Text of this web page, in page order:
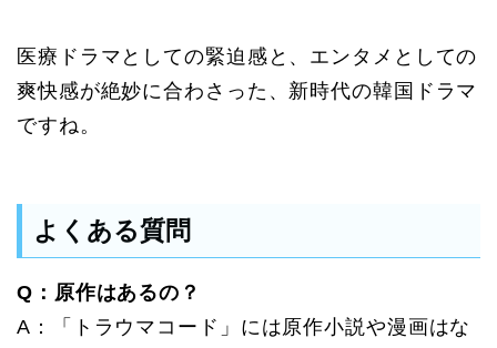
医療ドラマとしての緊迫感と、エンタメとしての
爽快感が絶妙に合わさった、新時代の韓国ドラマ
ですね。
よくある質問
Q：原作はあるの？
A：「トラウマコード」には原作小説や漫画はな